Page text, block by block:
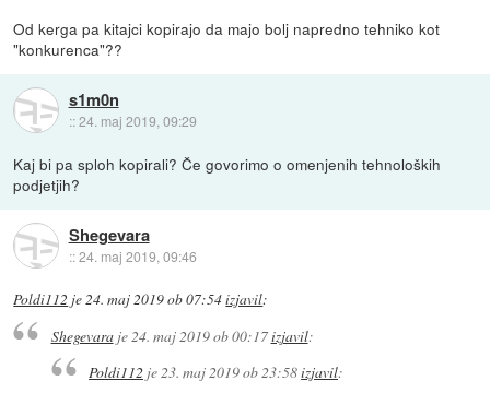
Od kerga pa kitajci kopirajo da majo bolj napredno tehniko kot
"konkurenca"??
s1m0n
::24. maj 2019, 09:29
Kaj bi pa sploh kopirali? Če govorimo o omenjenih tehnoloških
podjetjih?
Shegevara
::24. maj 2019, 09:46
Poldi112 je24. maj 2019 ob 07:54izjavil:
Shegevaraje24. maj 2019 ob 00:17izjavil:
Poldi112 je 23. maj 2019 ob 23:58izjavil: